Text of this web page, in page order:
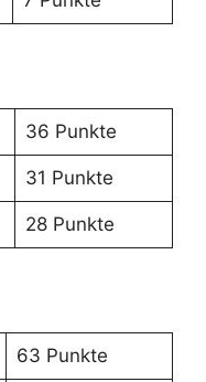
36 Punkte
31 Punkte
28 Punkte
63 Punkte